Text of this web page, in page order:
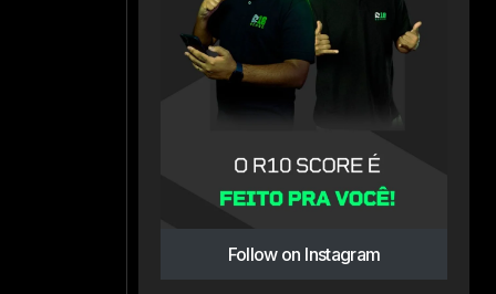
Follow on Instagram